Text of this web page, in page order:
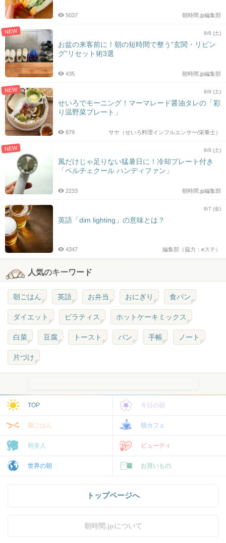
朝時間.jp編集部
5037
NEW 8/8 (土)
お盆の来客前に！朝の短時間で整う“玄関・リビン
グ”リセット術3選
朝時間.jp編集部
435
NEW 8/8 (土)
せいろでモーニング！マーマレード醤油タレの「彩
り温野菜プレート」
サヤ（せいろ料理インフルエンサー/栄養士）
879
NEW 8/8 (土)
風だけじゃ足りない猛暑日に！冷却プレート付き
「ペルチェクール ハンディファン」
朝時間.jp編集部
2233
8/7 (金)
英語「dim lighting」の意味とは？
編集部（協力：eステ）
4347
人気のキーワード
朝ごはん 英語 お弁当 おにぎり 食パン
ダイエット ピラティス ホットケーキミックス
白菜 豆腐 トースト パン 手帳 ノート
片づけ
TOP 今日の朝
朝ごはん 朝カフェ
朝美人 ビューティ
世界の朝 お買いもの
トップページへ
朝時間.jpについて